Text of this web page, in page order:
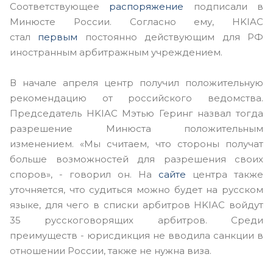
Соответствующее распоряжение подписали в
Минюсте России. Согласно ему, HKIAC
стал первым постоянно действующим для РФ
иностранным арбитражным учреждением.
В начале апреля центр получил положительную
рекомендацию от российского ведомства.
Председатель HKIAC Мэтью Геринг назвал тогда
разрешение Минюста положительным
изменением. «Мы считаем, что стороны получат
больше возможностей для разрешения своих
споров», - говорил он. На сайте центра также
уточняется, что судиться можно будет на русском
языке, для чего в списки арбитров HKIAC войдут
35 русскоговорящих арбитров. Среди
преимуществ - юрисдикция не вводила санкции в
отношении России, также не нужна виза.